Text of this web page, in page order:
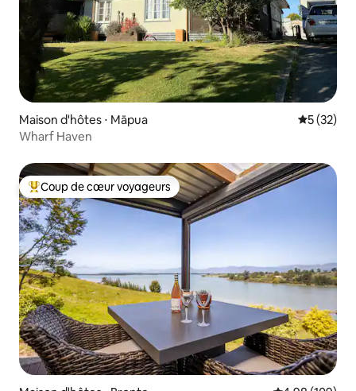
Maison d'hôtes ⋅ Māpua
5 (32)
Wharf Haven
Coups de cœur voyageurs les plus appréciés
Coup de cœur voyageurs